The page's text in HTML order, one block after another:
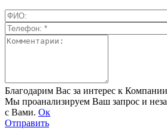
Благодарим Вас за интерес к
Мы проанализируем Ваш запрос и
с Вами. Ок
Отправить